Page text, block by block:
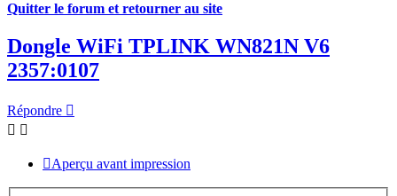
Quitter le forum et retourner au site
Dongle WiFi TPLINK WN821N V6
2357:0107
Répondre
Aperçu avant impression